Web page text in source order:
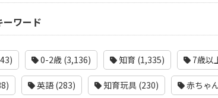
ーワード
0-2歳 (3,136) 知育 (1,335) 7歳以
英語 (283) 知育玩具 (230) 赤ちゃ